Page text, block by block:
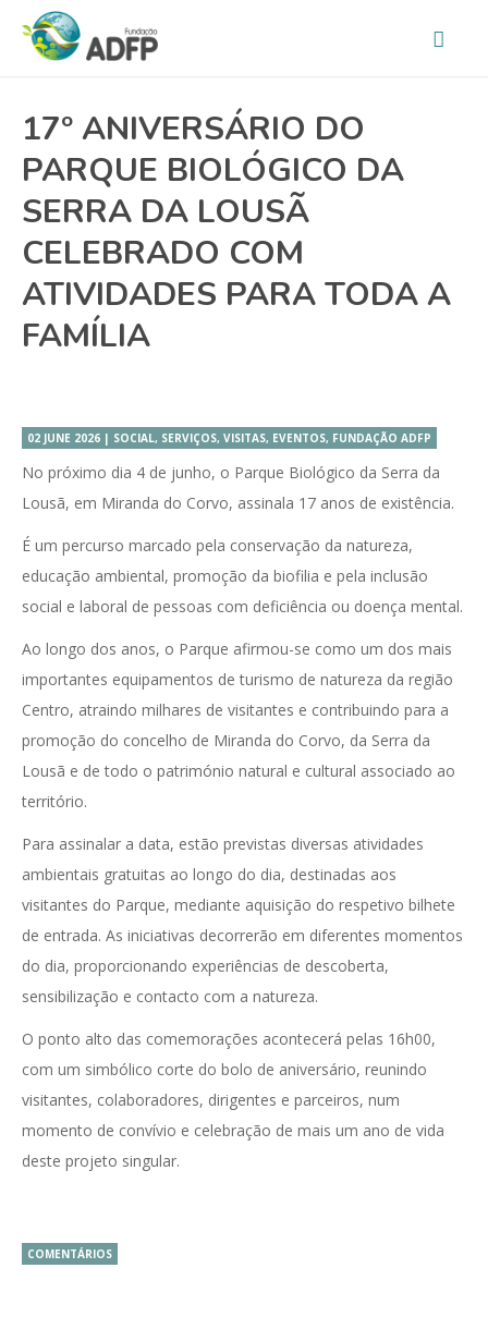
17º ANIVERSÁRIO DO
PARQUE BIOLÓGICO DA
SERRA DA LOUSÃ
CELEBRADO COM
ATIVIDADES PARA TODA A
FAMÍLIA
02 JUNE 2026 | SOCIAL, SERVIÇOS, VISITAS, EVENTOS, FUNDAÇÃO ADFP
No próximo dia 4 de junho, o Parque Biológico da Serra da
Lousã, em Miranda do Corvo, assinala 17 anos de existência.
É um percurso marcado pela conservação da natureza,
educação ambiental, promoção da biofilia e pela inclusão
social e laboral de pessoas com deficiência ou doença mental.
Ao longo dos anos, o Parque afirmou-se como um dos mais
importantes equipamentos de turismo de natureza da região
Centro, atraindo milhares de visitantes e contribuindo para a
promoção do concelho de Miranda do Corvo, da Serra da
Lousã e de todo o património natural e cultural associado ao
território.
Para assinalar a data, estão previstas diversas atividades
ambientais gratuitas ao longo do dia, destinadas aos
visitantes do Parque, mediante aquisição do respetivo bilhete
de entrada. As iniciativas decorrerão em diferentes momentos
do dia, proporcionando experiências de descoberta,
sensibilização e contacto com a natureza.
O ponto alto das comemorações acontecerá pelas 16h00,
com um simbólico corte do bolo de aniversário, reunindo
visitantes, colaboradores, dirigentes e parceiros, num
momento de convívio e celebração de mais um ano de vida
deste projeto singular.
COMENTÁRIOS